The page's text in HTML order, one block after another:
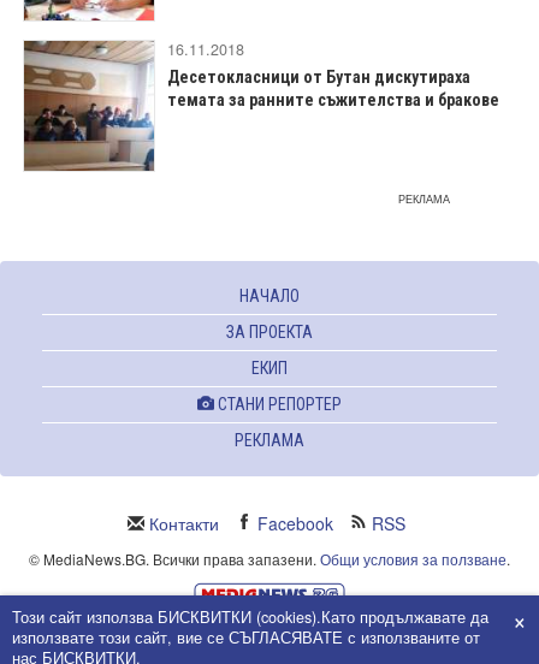
16.11.2018
Десетокласници от Бутан дискутираха
темата за ранните съжителства и бракове
РЕКЛАМА
НАЧАЛО
ЗА ПРОЕКТА
ЕКИП
СТАНИ РЕПОРТЕР
РЕКЛАМА
Контакти Facebook RSS
© MediaNews.BG. Всички права запазени. Общи условия за ползване.
Powered and owned by Intersat Ltd.
Собственост на Интерсат ООД.
Този сайт използва БИСКВИТКИ (cookies).Като продължавате да
използвате този сайт, вие се СЪГЛАСЯВАТЕ с използваните от
нас БИСКВИТКИ.
×